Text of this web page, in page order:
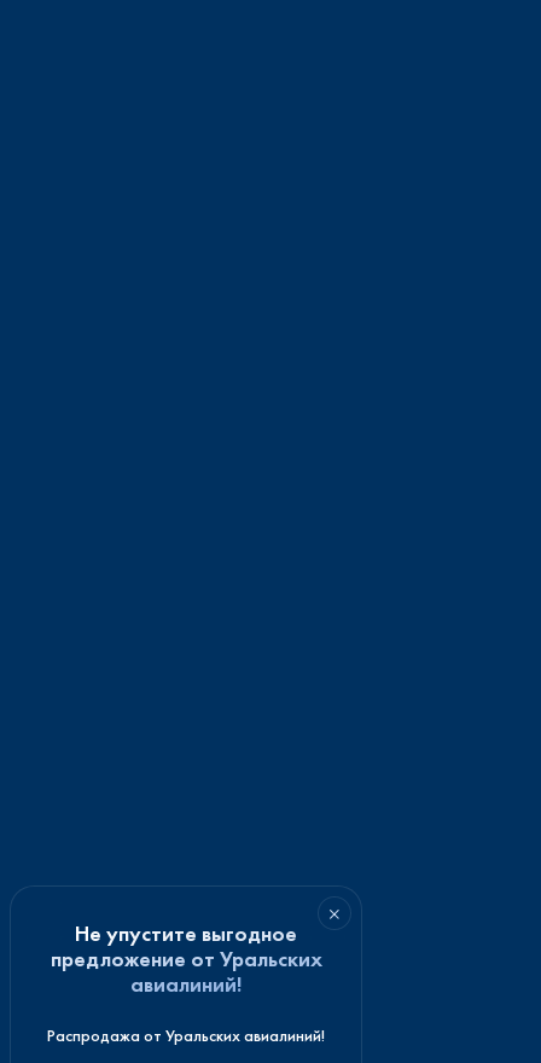
×
Не упустите выгодное
предложение от Уральских
авиалиний!
Распродажа от Уральских авиалиний!